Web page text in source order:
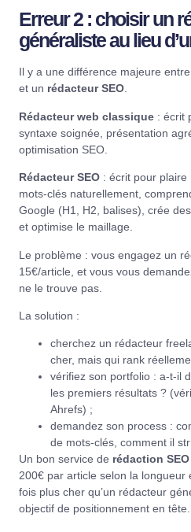
Erreur 2 : choisir un
généraliste au lieu
Il y a une différence majeure
et un rédacteur SEO.
Rédacteur web classique : écrit
syntaxe soignée, présentation
optimisation SEO.
Rédacteur SEO : écrit pour
mots-clés naturellement,
Google (H1, H2, balises), crée
et optimise le maillage.
Le problème : vous engagez un
15€/article, et vous vous
ne le trouve pas.
La solution :
cherchez un rédacteur
cher, mais qui rank
vérifiez son portfolio : a-t-il
les premiers résultats ?
Ahrefs) ;
demandez son process :
de mots-clés, comment il
Un bon service de rédaction SEO
200€ par article selon la
fois plus cher qu’un rédacteur
objectif de positionnement en tête.